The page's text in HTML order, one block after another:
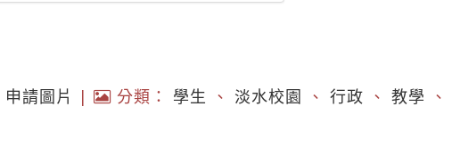
申請圖片 | 分類： 學生 、 淡水校園 、 行政 、 教學 、